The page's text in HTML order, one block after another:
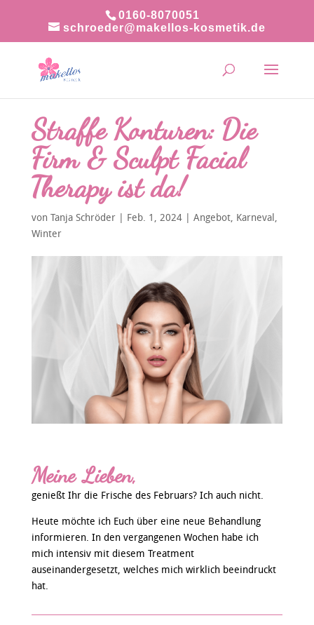
0160-8070051
schroeder@makellos-kosmetik.de
Straffe Konturen: Die
Firm & Sculpt Facial
Therapy ist da!
von Tanja Schröder| Feb. 1, 2024| Angebot, Karneval,
Winter
Meine Lieben,
genießt Ihr die Frische des Februars? Ich auch nicht.
Heute möchte ich Euch über eine neue Behandlung
informieren. In den vergangenen Wochen habe ich
mich intensiv mit diesem Treatment
auseinandergesetzt, welches mich wirklich beeindruckt
hat.